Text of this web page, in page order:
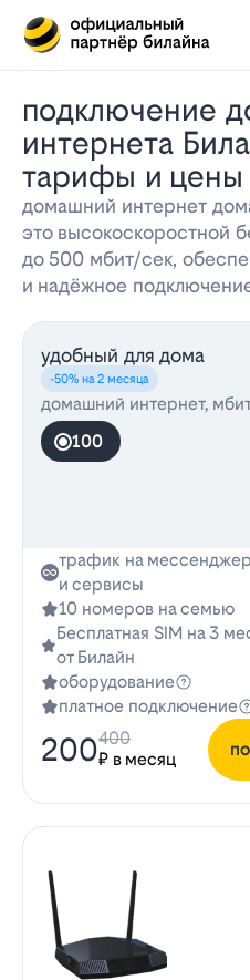
Подключение домашнего
интернета
тарифы и цены
домашний интернет
это высокоскоростной
до 500 мбит/сек,
и надёжное
удобный для дома
-50% на 2 месяца
домашний интернет,
100
трафик на
и сервисы
10 номеров на семью
Бесплатная SIM на 3
от Билайн
оборудование
платное подключение
200₽ в месяц
400